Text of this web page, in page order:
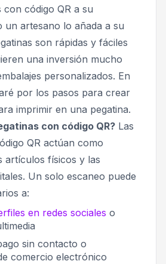
con código QR a su
un artesano lo añada a su
son rápidas y fáciles
una inversión mucho
personalizados. En
por los pasos para crear
imprimir en una pegatina.
con código QR? Las
QR actúan como
artículos físicos y las
Un solo escaneo puede
a:
en redes sociales o
sin contacto o
comercio electrónico